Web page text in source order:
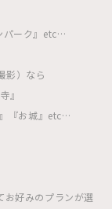
パーク』etc…
影）なら
』
『お城』etc…
お好みのプランが選